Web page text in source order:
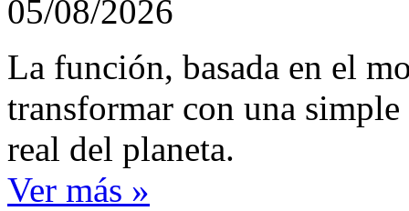
05/08/2026
La función, basada en el
transformar con una
real del planeta.
Ver más »